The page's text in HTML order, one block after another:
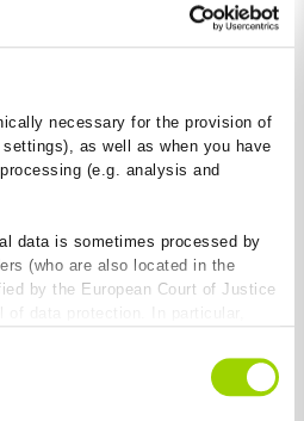
necessary for the provision of
as well as when you have
(e.g. analysis and
data is sometimes processed by
(who are also located in the
by the European Court of Justice
purposes and that no
against this. By clicking
to stay
Graz